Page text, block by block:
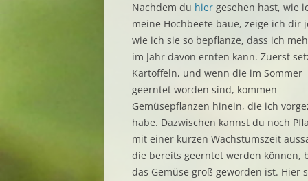
Nachdem du hier gesehen hast, wie
meine Hochbeete baue, zeige ich dir
wie ich sie so bepflanze, dass ich
im Jahr davon ernten kann. Zuerst
Kartoffeln, und wenn die im Sommer
geerntet worden sind, kommen
Gemüsepflanzen hinein, die ich
habe. Dazwischen kannst du noch
mit einer kurzen Wachstumszeit
die bereits geerntet werden können,
das Gemüse groß geworden ist. Hier